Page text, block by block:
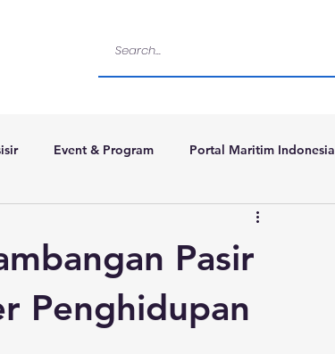
Event & Program Portal Maritim Indonesia
Pasir
Penghidupan